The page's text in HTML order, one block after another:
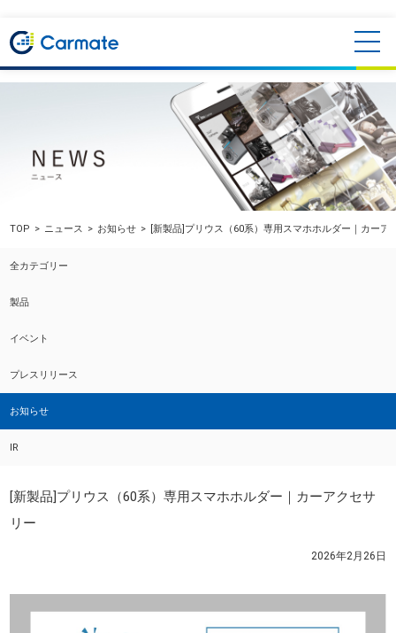
TOP ニュース お知らせ [新製品]プリウス（60系）専用スマホホルダー｜カーア
全カテゴリー
製品
イベント
プレスリリース
お知らせ
IR
[新製品]プリウス（60系）専用スマホホルダー｜カーアクセサ
リー
2026年2月26日